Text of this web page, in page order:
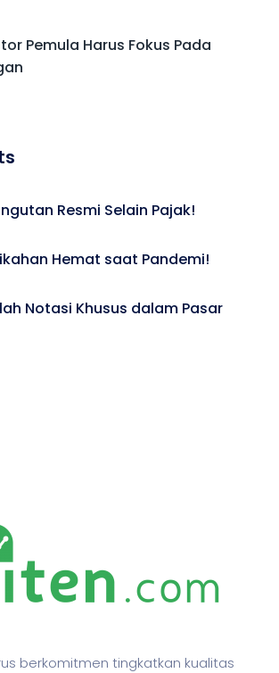
Pemula Harus Fokus Pada
Resmi Selain Pajak!
Hemat saat Pandemi!
Notasi Khusus dalam Pasar
berkomitmen tingkatkan kualitas